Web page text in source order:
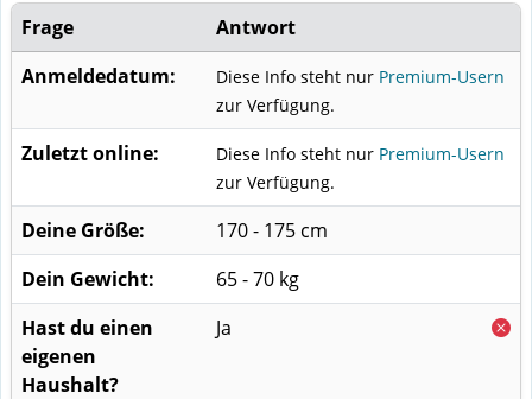
Frage
Antwort
Anmeldedatum:
Diese Info steht nur Premium-Usern
zur Verfügung.
Zuletzt online: Diese Info steht nur Premium-Usern
zur Verfügung.
Deine Größe:
170 - 175 cm
Dein Gewicht:
65 - 70 kg
Hast du einen
eigenen
Haushalt?
Ja